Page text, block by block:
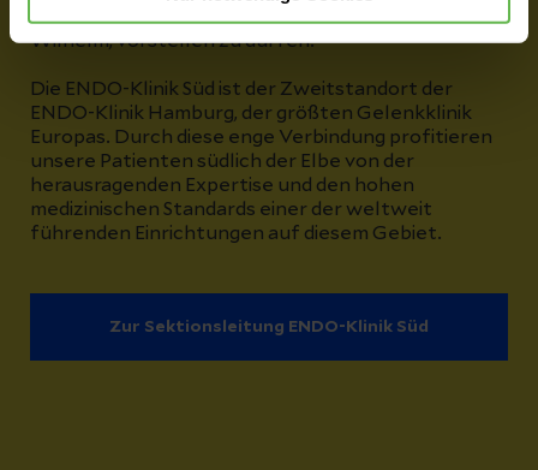
Hamburg sowie ihren Sektionsleiter, Dr. med. Peter
Wilhelm, vorstellen zu dürfen.
Die ENDO-Klinik Süd ist der Zweitstandort der
ENDO-Klinik Hamburg, der größten Gelenkklinik
Europas. Durch diese enge Verbindung profitieren
unsere Patienten südlich der Elbe von der
herausragenden Expertise und den hohen
medizinischen Standards einer der weltweit
führenden Einrichtungen auf diesem Gebiet.
Zur Sektionsleitung ENDO-Klinik Süd